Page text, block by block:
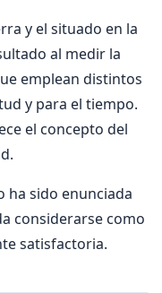
y el situado en la
al medir la
emplean distintos
y para el tiempo.
el concepto del
ha sido enunciada
considerarse como
satisfactoria.